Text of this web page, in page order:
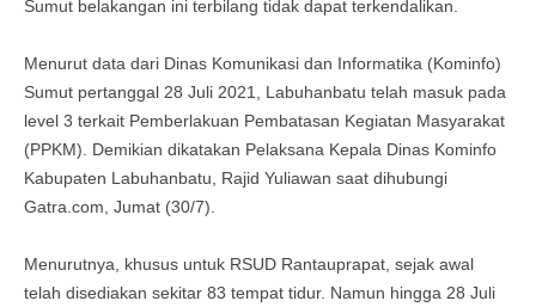
Sumut belakangan ini terbilang tidak dapat terkendalikan.
Menurut data dari Dinas Komunikasi dan Informatika (Kominfo)
Sumut pertanggal 28 Juli 2021, Labuhanbatu telah masuk pada
level 3 terkait Pemberlakuan Pembatasan Kegiatan Masyarakat
(PPKM). Demikian dikatakan Pelaksana Kepala Dinas Kominfo
Kabupaten Labuhanbatu, Rajid Yuliawan saat dihubungi
Gatra.com, Jumat (30/7).
Menurutnya, khusus untuk RSUD Rantauprapat, sejak awal
telah disediakan sekitar 83 tempat tidur. Namun hingga 28 Juli